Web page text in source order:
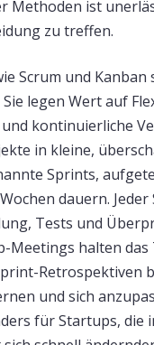
Methoden ist
zu treffen.
Scrum und Kanban
legen Wert auf
kontinuierliche
in kleine,
Sprints,
dauern.
Tests und
Meetings halten das
Retrospektiven
und sich
für Startups, die